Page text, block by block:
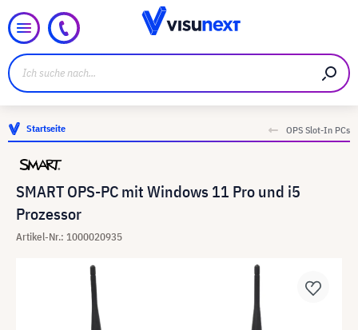
Startseite OPS Slot-In PCs
SMART OPS-PC mit Windows 11 Pro und i5
Prozessor
Artikel-Nr.: 1000020935